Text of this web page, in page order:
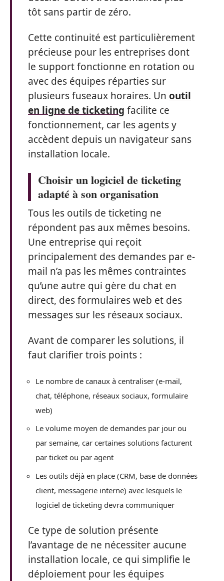
tôt sans partir de zéro.
Cette continuité est particulièrement
précieuse pour les entreprises dont
le support fonctionne en rotation ou
avec des équipes réparties sur
plusieurs fuseaux horaires. Un outil
en ligne de ticketing facilite ce
fonctionnement, car les agents y
accèdent depuis un navigateur sans
installation locale.
Choisir un logiciel de ticketing
adapté à son organisation
Tous les outils de ticketing ne
répondent pas aux mêmes besoins.
Une entreprise qui reçoit
principalement des demandes par e-
mail n’a pas les mêmes contraintes
qu’une autre qui gère du chat en
direct, des formulaires web et des
messages sur les réseaux sociaux.
Avant de comparer les solutions, il
faut clarifier trois points :
Le nombre de canaux à centraliser (e-mail,
chat, téléphone, réseaux sociaux, formulaire
web)
Le volume moyen de demandes par jour ou
par semaine, car certaines solutions facturent
par ticket ou par agent
Les outils déjà en place (CRM, base de données
client, messagerie interne) avec lesquels le
logiciel de ticketing devra communiquer
Ce type de solution présente
l’avantage de ne nécessiter aucune
installation locale, ce qui simplifie le
déploiement pour les équipes